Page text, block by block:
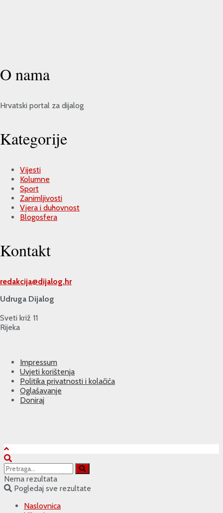
O nama
Hrvatski portal za dijalog
Kategorije
Vijesti
Kolumne
Sport
Zanimljivosti
Vjera i duhovnost
Blogosfera
Kontakt
redakcija@dijalog.hr
Udruga Dijalog
Sveti križ 11
Rijeka
Impressum
Uvjeti korištenja
Politika privatnosti i kolačića
Oglašavanje
Doniraj
Nema rezultata
Pogledaj sve rezultate
Naslovnica